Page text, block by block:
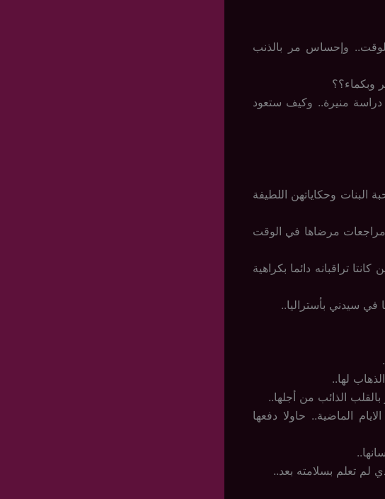
وإحساس مر بالذنب
وبكماء؟؟
منيرة.. وكيف ستعود
البنات وحكاياتهن اللطيفة
مرضاها في الوقت
تراقبانه دائما بكراهية
في سيدني بأستراليا..
لها..
الذائب من أجلها..
الماضية.. حاولا دفعها
لم تعلم بسلامته بعد..